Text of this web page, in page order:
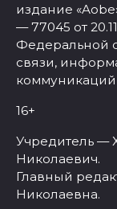
издание
— 77045 от
Федеральной
связи,
16+
Учредитель —
Николаевич.
Главный
Николаевна.